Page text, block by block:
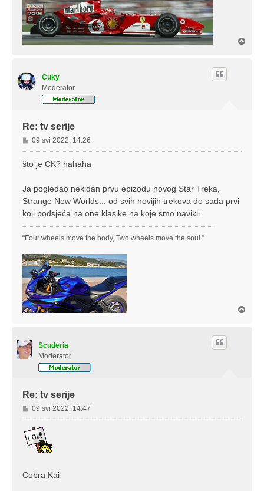
Cuky
Moderator
Re: tv serije
P
o
s
09 svi 2022, 14:26
što je CK? hahaha
Ja pogledao nekidan prvu epizodu novog Star Treka,
Strange New Worlds... od svih novijih trekova do sada prvi
koji podsjeća na one klasike na koje smo navikli.
“Four wheels move the body, Two wheels move the soul.”
Scuderia
Moderator
Re: tv serije
P
o
s
t
09 svi 2022, 14:47
Cobra Kai